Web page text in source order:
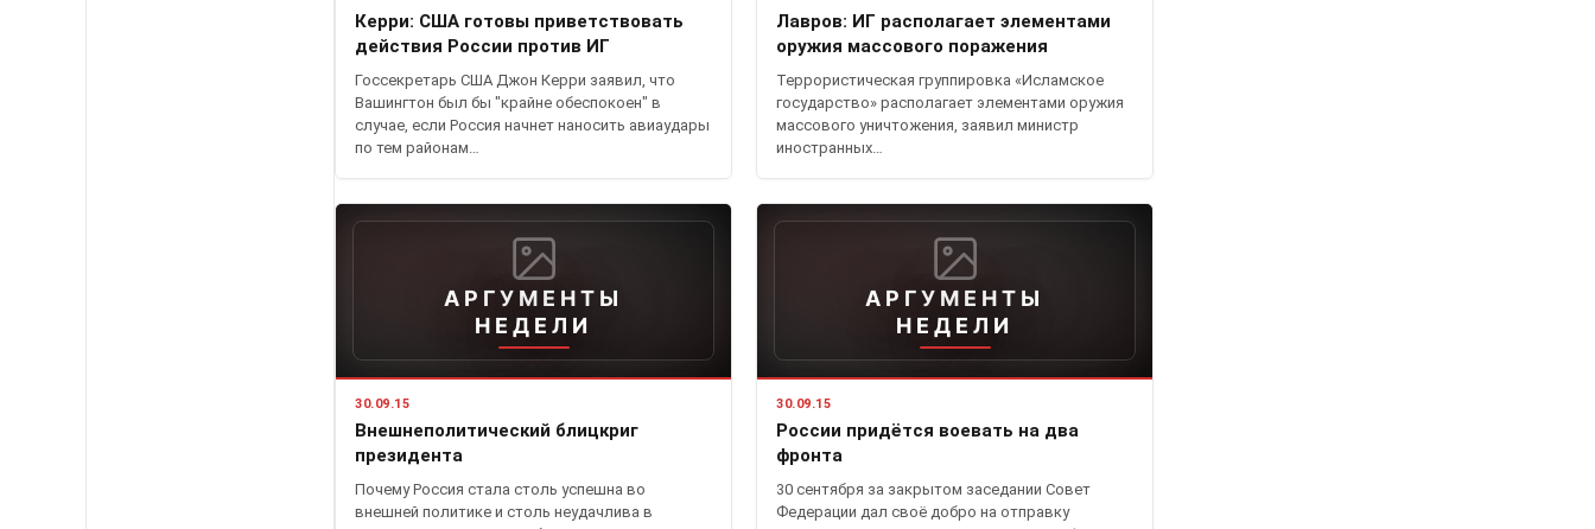
Керри: США готовы приветствовать
действия России против ИГ
Госсекретарь США Джон Керри заявил, что
Вашингтон был бы "крайне обеспокоен" в
случае, если Россия начнет наносить авиаудары
по тем районам…
Лавров: ИГ располагает элементами
оружия массового поражения
Террористическая группировка «Исламское
государство» располагает элементами оружия
массового уничтожения, заявил министр
иностранных…
АРГУМЕНТЫ
НЕДЕЛИ
30.09.15
Внешнеполитический блицкриг
президента
Почему Россия стала столь успешна во
внешней политике и столь неудачлива в
АРГУМЕНТЫ
НЕДЕЛИ
30.09.15
России придётся воевать на два
фронта
30 сентября за закрытом заседании Совет
Федерации дал своё добро на отправку